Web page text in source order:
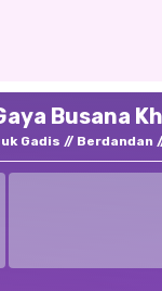
Busana
Gadis Berdandan